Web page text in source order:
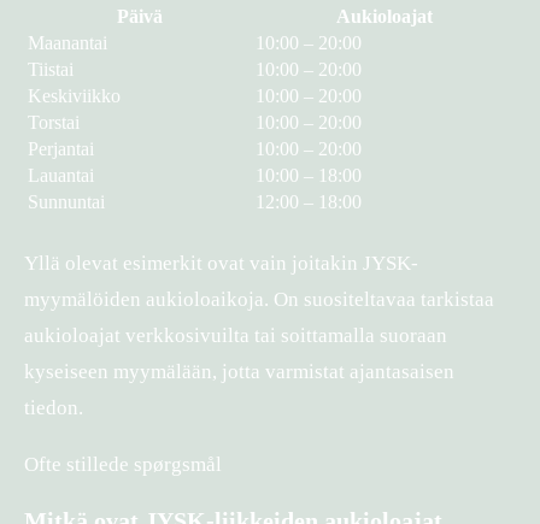
Päivä
Aukioloajat
Maanantai
10:00 – 20:00
Tiistai
10:00 – 20:00
Keskiviikko
10:00 – 20:00
Torstai
10:00 – 20:00
Perjantai
10:00 – 20:00
Lauantai
10:00 – 18:00
Sunnuntai
12:00 – 18:00
Yllä olevat esimerkit ovat vain joitakin JYSK-
myymälöiden aukioloaikoja. On suositeltavaa tarkistaa
aukioloajat verkkosivuilta tai soittamalla suoraan
kyseiseen myymälään, jotta varmistat ajantasaisen
tiedon.
Ofte stillede spørgsmål